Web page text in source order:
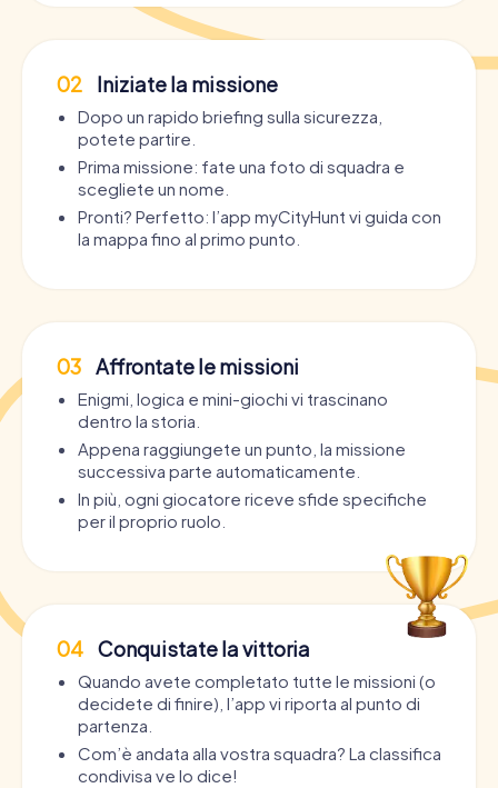
02 Iniziate la missione
Dopo un rapido briefing sulla sicurezza,
potete partire.
Prima missione: fate una foto di squadra e
scegliete un nome.
Pronti? Perfetto: l’app myCityHunt vi guida con
la mappa fino al primo punto.
03 Affrontate le missioni
Enigmi, logica e mini-giochi vi trascinano
dentro la storia.
Appena raggiungete un punto, la missione
successiva parte automaticamente.
In più, ogni giocatore riceve sfide specifiche
per il proprio ruolo.
04 Conquistate la vittoria
Quando avete completato tutte le missioni (o
decidete di finire), l’app vi riporta al punto di
partenza.
Com’è andata alla vostra squadra? La classifica
condivisa ve lo dice!